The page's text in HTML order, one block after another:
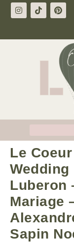
Le
Wedding
Luberon
Mariage
Sapin